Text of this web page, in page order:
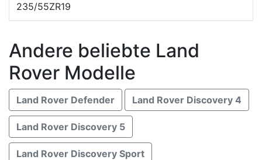
235/55ZR19
Andere beliebte Land
Rover Modelle
Land Rover Defender Land Rover Discovery 4
Land Rover Discovery 5
Land Rover Discovery Sport